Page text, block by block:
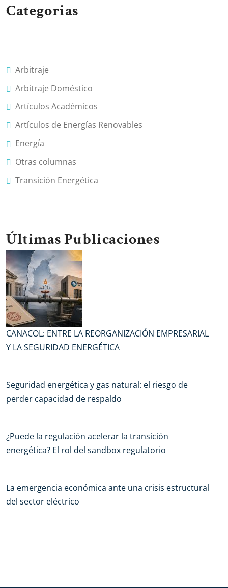
Categorias
Arbitraje
Arbitraje Doméstico
Artículos Académicos
Artículos de Energías Renovables
Energía
Otras columnas
Transición Energética
Últimas Publicaciones
CANACOL: ENTRE LA REORGANIZACIÓN EMPRESARIAL
Y LA SEGURIDAD ENERGÉTICA
Seguridad energética y gas natural: el riesgo de
perder capacidad de respaldo
¿Puede la regulación acelerar la transición
energética? El rol del sandbox regulatorio
La emergencia económica ante una crisis estructural
del sector eléctrico